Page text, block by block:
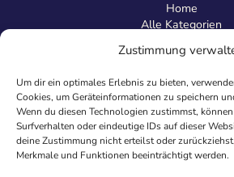
Zustimmung
Um dir ein optimales Erlebnis zu bieten,
Cookies, um Geräteinformationen zu speichern
Wenn du diesen Technologien zustimmst,
Surfverhalten oder eindeutige IDs auf dieser
deine Zustimmung nicht erteilst oder
Merkmale und Funktionen beeinträchtigt werden.
Home
Alle Kategorien
Information
Über uns
Kontakt
Inhaltsrichtlinien
Recht &
Impressum